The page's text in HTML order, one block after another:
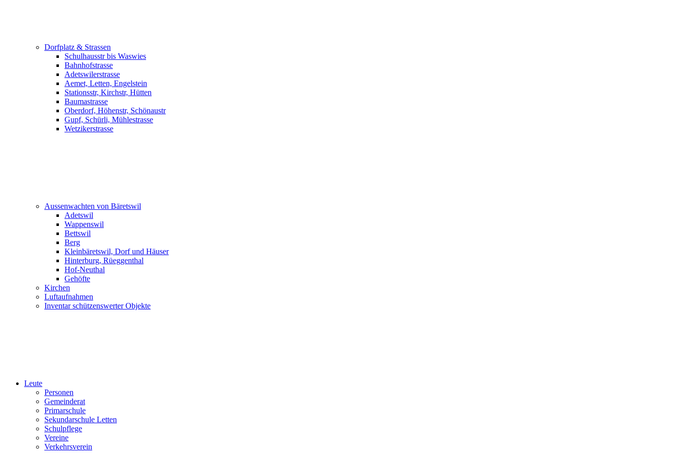
Dorfplatz & Strassen
Schulhausstr bis Waswies
Bahnhofstrasse
Adetswilerstrasse
Aemet, Letten, Engelstein
Stationsstr, Kirchstr, Hütten
Baumastrasse
Oberdorf, Höhenstr, Schönaustr
Gupf, Schürli, Mühlestrasse
Wetzikerstrasse
Aussenwachten von Bäretswil
Adetswil
Wappenswil
Bettswil
Berg
Kleinbäretswil, Dorf und Häuser
Hinterburg, Rüeggenthal
Hof-Neuthal
Gehöfte
Kirchen
Luftaufnahmen
Inventar schützenswerter Objekte
Leute
Personen
Gemeinderat
Primarschule
Sekundarschule Letten
Schulpflege
Vereine
Verkehrsverein